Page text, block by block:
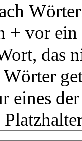
+ vor ein
das
Wörter
eines